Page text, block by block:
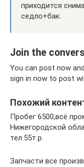
приходится
седло+бак.
Join the
You can post now
sign in now to post
Похожий
Пробег 6500,всё
Нижегородской
тел.55т.р.
Запчасти все